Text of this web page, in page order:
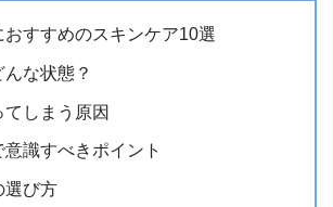
おすすめのスキンケア10選
んな状態？
てしまう原因
意識すべきポイント
選び方